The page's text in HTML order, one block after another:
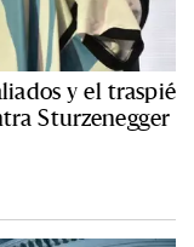
y el traspié
Sturzenegger